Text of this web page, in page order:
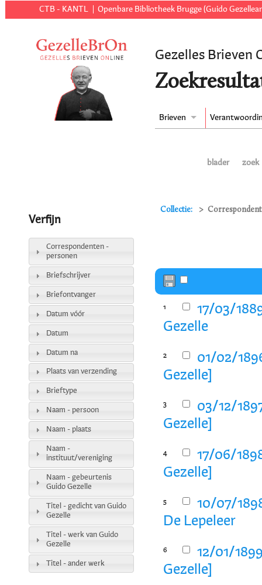
CTB - KANTL Openbare Bibliotheek Brugge (Guido
Gezelles Brieven
Brieven
blader zoek
Collectie:
1
17/03/
Gezelle
2
01/02/
Gezelle]
3
03/12/
Gezelle]
4
17/06/
Gezelle]
5
10/07/
De Lepeleer
6
12/01/
Gezelle]
Verfijn
Correspondenten -
personen
Briefschrijver
Briefontvanger
Datum vóór
Datum
Datum na
Plaats van verzending
Brieftype
Naam - persoon
Naam - plaats
Naam -
instituut/vereniging
Naam - gebeurtenis
Guido Gezelle
Titel - gedicht van Guido
Gezelle
Titel - werk van Guido
Gezelle
Titel - ander werk